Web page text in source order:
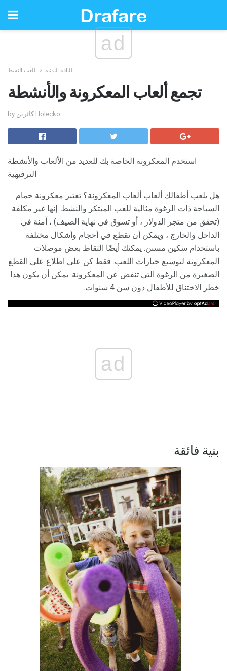
ad
اللياقه البدنيه اللعب النشط
تجمع ألعاب المعكرونة والأنشطة
by كاثرين Holecko
استخدم المعكرونة الخاصة بك للعديد من الألعاب والأنشطة
الترفيهية
هل يلعب أطفالك ألعاب ألعاب المعكرونة؟ تعتبر معكرونة حمام
السباحة ذات الرغوة مثالية للعب المبتكر والنشط. إنها غير مكلفة
(تحقق من متجر الدولار ، أو تسوق في نهاية الصيف) ، آمنة في
الداخل والخارج ، ويمكن أن تقطع في أحجام وأشكال مختلفة
باستخدام سكين مسنن. يمكنك أيضًا التقاط بعض موصلات
المعكرونة لتوسيع خيارات اللعب. فقط كن على اطلاع على القطع
الصغيرة من الرغوة التي تنفض عن المعكرونة. يمكن أن يكون هذا
خطر الاختناق للأطفال دون سن 4 سنوات.
ad
بنية فائقة